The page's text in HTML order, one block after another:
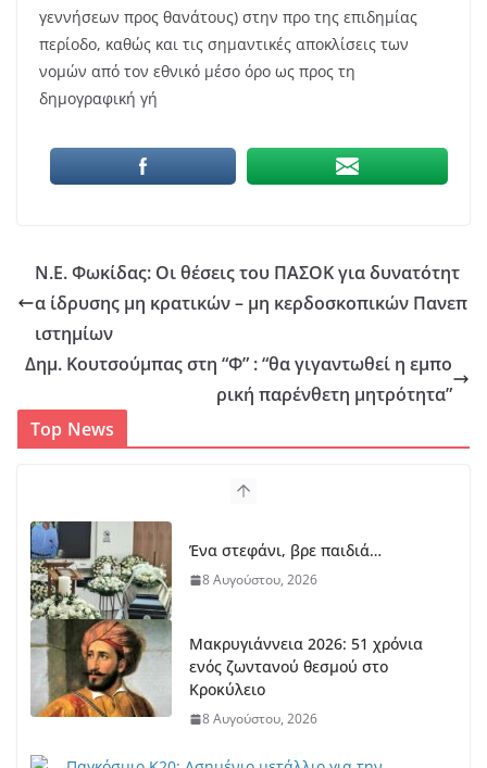
γεννήσεων προς θανάτους) στην προ της επιδημίας
περίοδο, καθώς και τις σημαντικές αποκλίσεις των
νομών από τον εθνικό μέσο όρο ως προς τη
δημογραφική γή
Ν.Ε. Φωκίδας: Οι θέσεις του ΠΑΣΟΚ για δυνατότητ
α ίδρυσης μη κρατικών – μη κερδοσκοπικών Πανεπ
ιστημίων
Δημ. Κουτσούμπας στη “Φ” : “θα γιγαντωθεί η εμπο
ρική παρένθετη μητρότητα”
Top News
Ένα στεφάνι, βρε παιδιά…
8 Αυγούστου, 2026
Μακρυγιάννεια 2026: 51 χρόνια
ενός ζωντανού θεσμού στο
Κροκύλειο
8 Αυγούστου, 2026